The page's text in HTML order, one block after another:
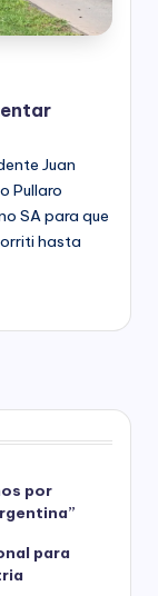
Juan
Pullaro
SA para que
hasta
por
para